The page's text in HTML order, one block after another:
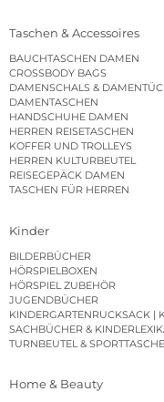
Taschen & Accessoires
BAUCHTASCHEN DAMEN
CROSSBODY BAGS
DAMENSCHALS &
DAMENTASCHEN
HANDSCHUHE DAMEN
HERREN REISETASCHEN
KOFFER UND TROLLEYS
HERREN KULTURBEUTEL
REISEGEPÄCK DAMEN
TASCHEN FÜR HERREN
Kinder
BILDERBÜCHER
HÖRSPIELBOXEN
HÖRSPIEL ZUBEHÖR
JUGENDBÜCHER
KINDERGARTENRUCKSACK |
SACHBÜCHER &
TURNBEUTEL &
Home & Beauty